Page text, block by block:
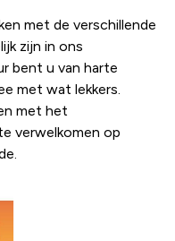
met de verschillende
zijn in ons
bent u van harte
met wat lekkers.
met het
verwelkomen op